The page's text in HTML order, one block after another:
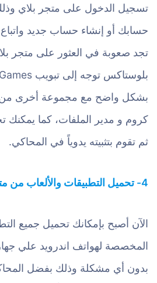
تسجيل الدخول على متجر بلاي
حسابك أو إنشاء حساب جديد
تجد صعوبة في العثور على متجر
بشكل واضح مع مجموعة أخرى من
ثم تقوم بتثبيته يدوياً في المحاكي.
4- تحميل التطبيقات والألعاب من متجر بلاي للكمبيوتر
الآن أصبح بإمكانك تحميل جميع
المخصصة لهواتف اندرويد علي
بدون أي مشكلة وذلك بفضل